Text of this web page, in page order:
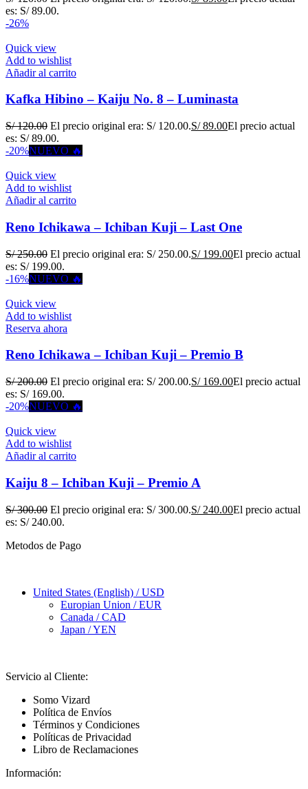
es: S/ 89.00.
-26%
Quick view
Add to wishlist
Añadir al carrito
Kafka Hibino – Kaiju No. 8 – Luminasta
S/120.00 El precio original era: S/ 120.00.S/89.00El precio actual
es: S/ 89.00.
-20%NUEVO 🔥
Quick view
Add to wishlist
Añadir al carrito
Reno Ichikawa – Ichiban Kuji – Last One
S/250.00 El precio original era: S/ 250.00.S/199.00El precio actual
es: S/ 199.00.
-16%NUEVO 🔥
Quick view
Add to wishlist
Reserva ahora
Reno Ichikawa – Ichiban Kuji – Premio B
S/200.00 El precio original era: S/ 200.00.S/169.00El precio actual
es: S/ 169.00.
-20%NUEVO 🔥
Quick view
Add to wishlist
Añadir al carrito
Kaiju 8 – Ichiban Kuji – Premio A
S/300.00 El precio original era: S/ 300.00.S/240.00El precio actual
es: S/ 240.00.
Metodos de Pago
United States (English) / USD
Europian Union / EUR
Canada / CAD
Japan / YEN
Servicio al Cliente:
Somo Vizard
Política de Envíos
Términos y Condiciones
Políticas de Privacidad
Libro de Reclamaciones
Información: